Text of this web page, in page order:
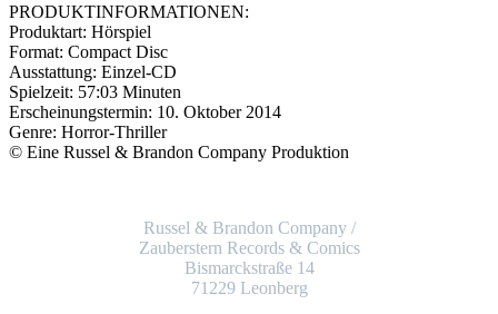
PRODUKTINFORMATIONEN:
Produktart: Hörspiel
Format: Compact Disc
Ausstattung: Einzel-CD
Spielzeit: 57:03 Minuten
Erscheinungstermin: 10. Oktober 2014
Genre: Horror-Thriller
© Eine Russel & Brandon Company Produktion
Russel & Brandon Company /
Zauberstern Records & Comics
Bismarckstraße 14
71229 Leonberg